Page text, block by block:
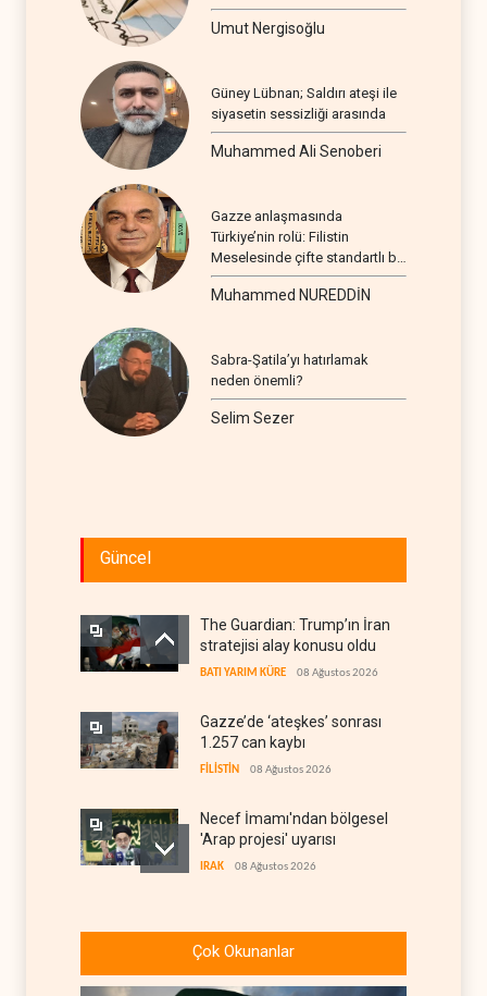
Umut Nergisoğlu
Güney Lübnan; Saldırı ateşi ile
siyasetin sessizliği arasında
Muhammed Ali Senoberi
Gazze anlaşmasında
Türkiye’nin rolü: Filistin
Meselesinde çifte standartlı bir
seyir
Muhammed NUREDDİN
Sabra-Şatila’yı hatırlamak
neden önemli?
Selim Sezer
Güncel
The Guardian: Trump’ın İran
stratejisi alay konusu oldu
BATI YARIM KÜRE 08 Ağustos 2026
Gazze’de ‘ateşkes’ sonrası
1.257 can kaybı
FİLİSTİN 08 Ağustos 2026
Necef İmamı'ndan bölgesel
'Arap projesi' uyarısı
IRAK 08 Ağustos 2026
da yetmedi: Hürmüz’de
gemi vuruldu
Çok Okunanlar